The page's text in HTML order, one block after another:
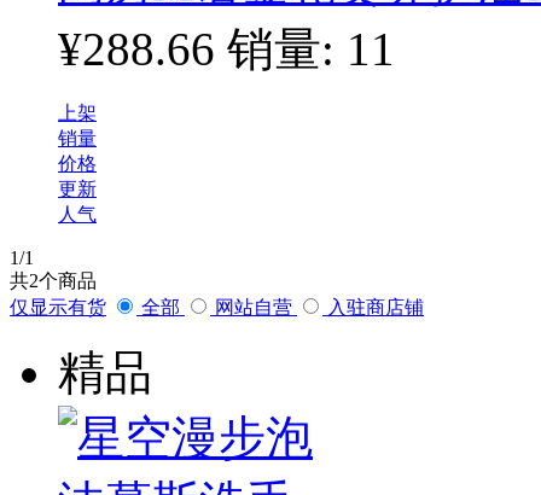
¥288.66 销量: 11
上架
销量
价格
更新
人气
1/1
共2个商品
仅显示有货
全部 网站自营 入驻商店铺
精品